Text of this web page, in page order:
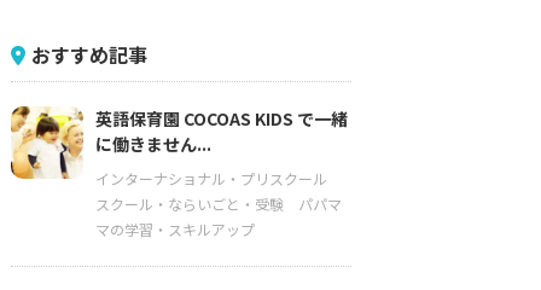
おすすめ記事
英語保育園 COCOAS KIDS で一緒
に働きません...
インターナショナル・プリスクール
スクール・ならいごと・受験
パパマ
マの学習・スキルアップ